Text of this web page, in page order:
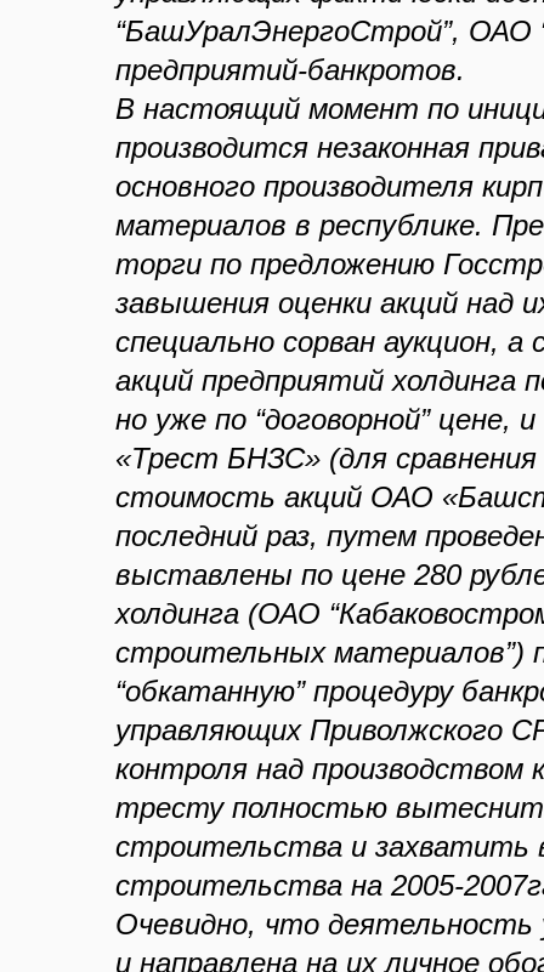
“БашУралЭнергоСтрой”, ОАО
предприятий-банкротов.
В настоящий момент по
производится незаконная
основного производителя
материалов в республике.
торги по предложению
завышения оценки акций над
специально сорван аукцион,
акций предприятий холдинга
но уже по “договорной”
«Трест БНЗС» (для сравнения
стоимость акций ОАО
последний раз, путем
выставлены по цене 280
холдинга (ОАО
строительных материалов”)
“обкатанную” процедуру
управляющих Приволжского
контроля над производством
тресту полностью
строительства и
строительства на 2005-
Очевидно, что деятельность
и направлена на их личное